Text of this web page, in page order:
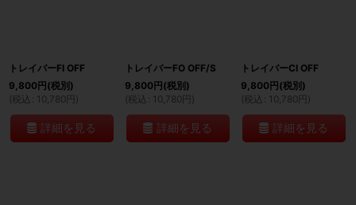
トレイバーFI OFF
9,800 円 (税別)
(税込 : 10,780 円 )
詳細を見る
トレイバーFO OFF/S
9,800円 (税別)
(税込 : 10,780 円 )
詳細を見る
トレイバーCI OFF
9,800円 (税別)
(税込 : 10,780 円 )
詳細を見る